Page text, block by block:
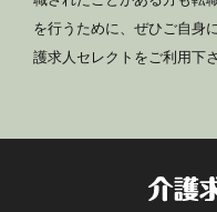
を行うために、ぜひご自身
護求人セレクトをご利用下